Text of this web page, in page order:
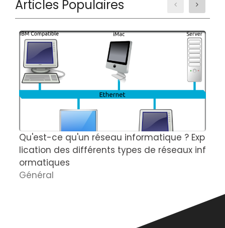
Articles Populaires
Qu'est-ce qu'un réseau informatique ? Exp
lication des différents types de réseaux inf
ormatiques
Général